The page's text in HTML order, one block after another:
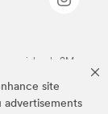
site
advertisements
de 3M.